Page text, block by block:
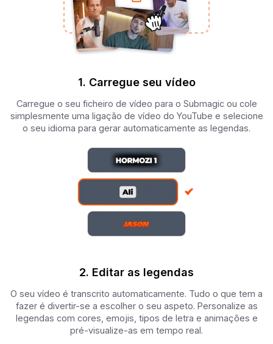
1. Carregue seu vídeo
Carregue o seu ficheiro de vídeo para o Submagic ou cole
simplesmente uma ligação de vídeo do YouTube e selecione
o seu idioma para gerar automaticamente as legendas.
2. Editar as legendas
O seu vídeo é transcrito automaticamente. Tudo o que tem a
fazer é divertir-se a escolher o seu aspeto. Personalize as
legendas com cores, emojis, tipos de letra e animações e
pré-visualize-as em tempo real.